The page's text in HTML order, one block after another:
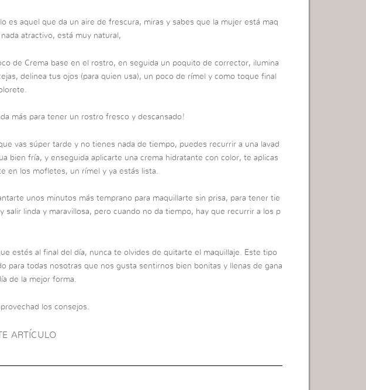
es aquel que da un aire de frescura, miras y sabes que la mujer está maq
atractivo, está muy natural,
de Crema base en el rostro, en seguida un poquito de corrector, ilumina
delinea tus ojos (para quien usa), un poco de rímel y como toque final
más para tener un rostro fresco y descansado!
vas súper tarde y no tienes nada de tiempo, puedes recurrir a una lavad
bien fría, y enseguida aplicarte una crema hidratante con color, te aplicas
en los mofletes, un rímel y ya estás lista.
unos minutos más temprano para maquillarte sin prisa, para tener tie
salir linda y maravillosa, pero cuando no da tiempo, hay que recurrir a los p
estés al final del día, nunca te olvides de quitarte el maquillaje. Este tipo
para todas nosotras que nos gusta sentirnos bien bonitas y llenas de gana
de la mejor forma.
los consejos.
ARTÍCULO